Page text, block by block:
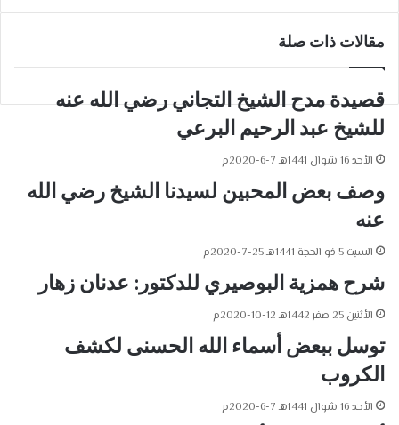
ر
ب
ي
د
مقالات ذات صلة
قصيدة مدح الشيخ التجاني رضي الله عنه
للشيخ عبد الرحيم البرعي
الأحد 16 شوال 1441هـ 7-6-2020م
وصف بعض المحبين لسيدنا الشيخ رضي الله
عنه
السبت 5 ذو الحجة 1441هـ 25-7-2020م
شرح همزية البوصيري للدكتور: عدنان زهار
الأثنين 25 صفر 1442هـ 12-10-2020م
توسل ببعض أسماء الله الحسنى لكشف
الكروب
الأحد 16 شوال 1441هـ 7-6-2020م